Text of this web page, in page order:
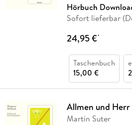
Hörbuch
Sofort lieferbar
24,95 €*
Taschenbuch
15,00 €
Allmen und
Martin Suter